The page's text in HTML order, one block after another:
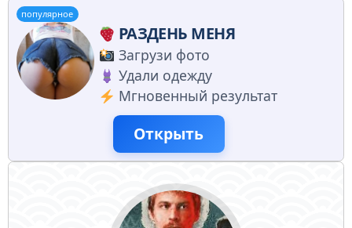
популярное
РАЗДЕНЬ МЕНЯ
Загрузи фото
Удали одежду
Мгновенный результат
Открыть